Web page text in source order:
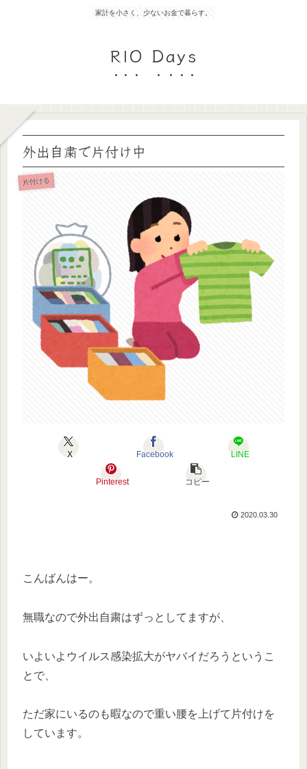
家計を小さく、少ないお金で暮らす。
RIO Days
外出自粛で片付け中
片付ける
X Facebook LINE
Pinterest コピー
2020.03.30
こんばんはー。
無職なので外出自粛はずっとしてますが、
いよいよウイルス感染拡大がヤバイだろうというこ
とで、
ただ家にいるのも暇なので重い腰を上げて片付けを
しています。